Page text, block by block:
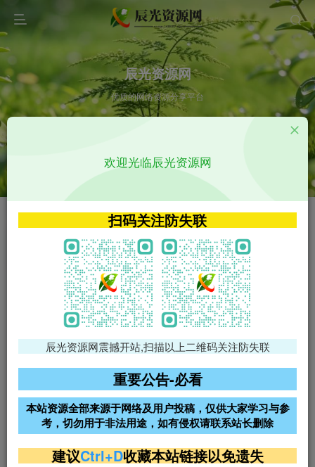
辰光资源网
优质的网络资源分享平台
VIP特权介绍 APP源码
VIP特权介绍
火
VIP特权介绍
影视源码
影视源码
免费领支付宝红包
腾讯轻量4核4G3M服务器38元/
阿里云2核2G200M服务器68元/
年
雨云高防免备案服务器
超低价文字广告位招租 超低价文字广告位招租
欢迎光临辰光资源网
扫码关注防失联
辰光资源网震撼开站,扫描以上二维码关注防失联
重要公告-必看
本站资源全部来源于网络及用户投稿，仅供大家学习与参
考，切勿用于非法用途，如有侵权请联系站长删除
建议Ctrl+D收藏本站链接以免遗失